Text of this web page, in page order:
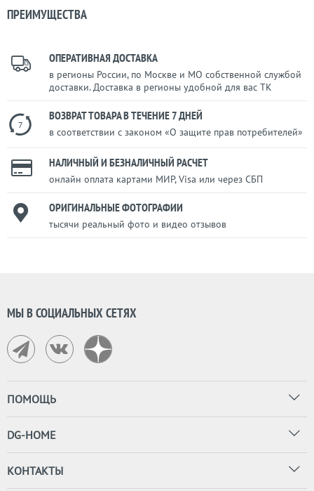
ПРЕИМУЩЕСТВА
ОПЕРАТИВНАЯ ДОСТАВКА
в регионы России, по Москве и МО собственной службой
доставки. Доставка в регионы удобной для вас ТК
7
ВОЗВРАТ ТОВАРА В ТЕЧЕНИЕ 7 ДНЕЙ
в соответствии с законом «О защите прав потребителей»
НАЛИЧНЫЙ И БЕЗНАЛИЧНЫЙ РАСЧЕТ
онлайн оплата картами МИР, Visa или через СБП
ОРИГИНАЛЬНЫЕ ФОТОГРАФИИ
тысячи реальный фото и видео отзывов
МЫ В СОЦИАЛЬНЫХ СЕТЯХ
ПОМОЩЬ
DG-HOME
КОНТАКТЫ